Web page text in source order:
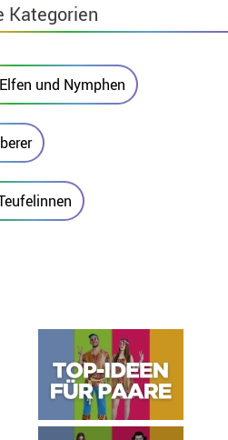
Kategorien
und Nymphen